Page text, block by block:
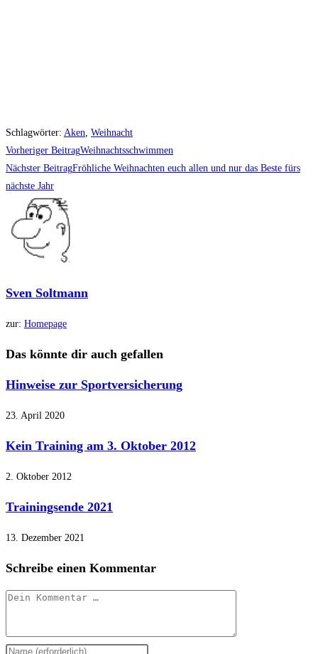
Schlagwörter: Aken Weihnacht
Weitere
Artikel
ansehen
Vorheriger BeitragWeihnachtsschwimmen
Nächster BeitragFröhliche Weihnachten euch allen und nur das Beste fürs
nächste Jahr
Sven Soltmann
zur: Homepage
Das könnte dir auch gefallen
Hinweise zur Sportversicherung
23. April 2020
Kein Training am 3. Oktober 2012
2. Oktober 2012
Trainingsende 2021
13. Dezember 2021
Schreibe einen Kommentar
Kommentar
Gib